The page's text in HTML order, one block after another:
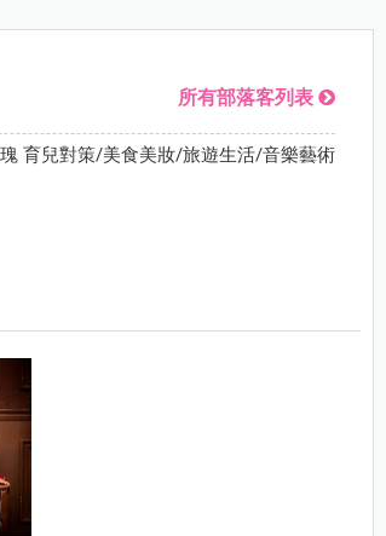
所有部落客列表
育兒對策/美食美妝/旅遊生活/音樂藝術